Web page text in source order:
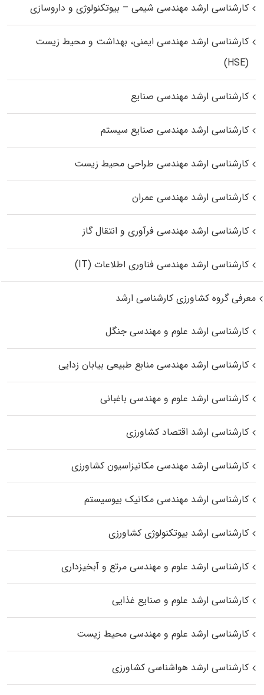
کارشناسی ارشد مهندسی شیمی – بیوتکنولوژی و داروسازی
کارشناسی ارشد مهندسی ایمنی، بهداشت و محیط زیست
(HSE)
کارشناسی ارشد مهندسی صنایع
کارشناسی ارشد مهندسی صنایع سیستم
کارشناسی ارشد مهندسی طراحی محیط زیست
کارشناسی ارشد مهندسی عمران
کارشناسی ارشد مهندسی فرآوری و انتقال گاز
کارشناسی ارشد مهندسی فناوری اطلاعات (IT)
معرفی گروه کشاورزی کارشناسی ارشد
کارشناسی ارشد علوم و مهندسی جنگل
کارشناسی ارشد مهندسی منابع طبیعی بیابان زدایی
کارشناسی ارشد علوم و مهندسی باغبانی
کارشناسی ارشد اقتصاد کشاورزی
کارشناسی ارشد مهندسی مکانیزاسیون کشاورزی
کارشناسی ارشد مهندسی مکانیک بیوسیستم
کارشناسی ارشد بیوتکنولوژی کشاورزی
کارشناسی ارشد علوم و مهندسی مرتع و آبخیزداری
کارشناسی ارشد علوم و صنایع غذایی
کارشناسی ارشد علوم و مهندسی محیط زیست
کارشناسی ارشد هواشناسی کشاورزی